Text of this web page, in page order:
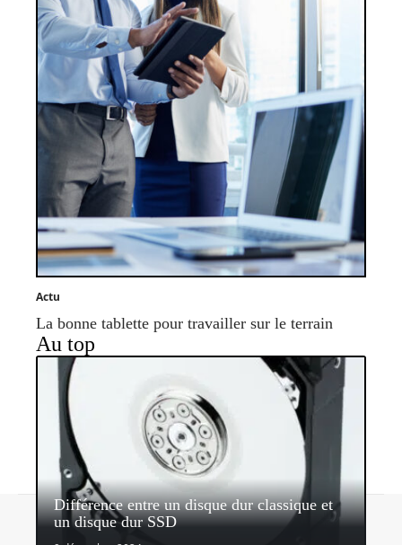
Actu
La bonne tablette pour travailler sur le terrain
Au top
Différence entre un disque dur classique et
un disque dur SSD
Contact Mentions légales Sitemap